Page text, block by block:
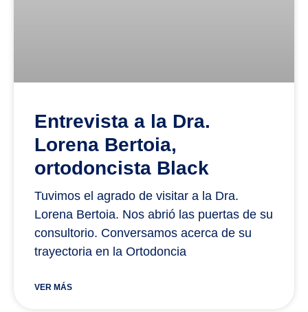
Entrevista a la Dra.
Lorena Bertoia,
ortodoncista Black
Tuvimos el agrado de visitar a la Dra.
Lorena Bertoia. Nos abrió las puertas de su
consultorio. Conversamos acerca de su
trayectoria en la Ortodoncia
VER MÁS